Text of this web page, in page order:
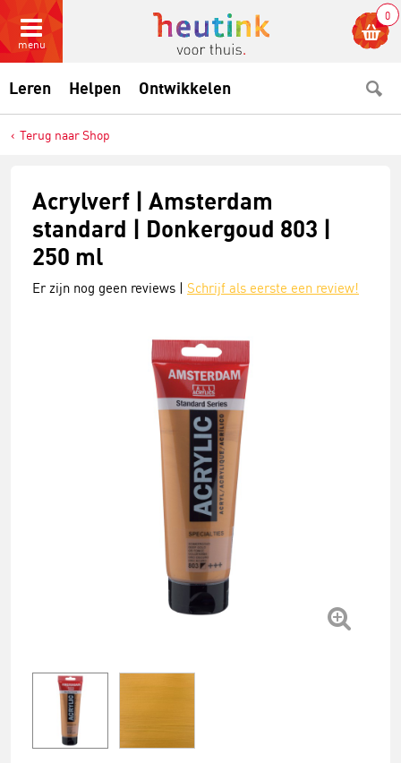
menu
0
Leren Helpen Ontwikkelen
Terug naar Shop
Acrylverf | Amsterdam
standard | Donkergoud 803 |
250 ml
Er zijn nog geen reviews | Schrijf als eerste een review!